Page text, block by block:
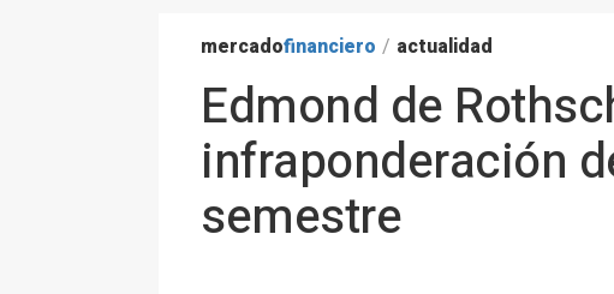
mercadofinanciero / actualidad
Edmond de
infraponderación
semestre